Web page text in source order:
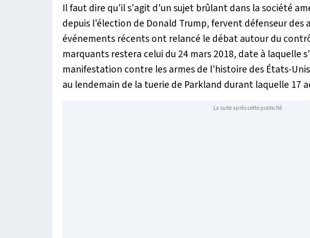
Il faut dire qu'il s'agit d'un sujet brûlant dans la société
depuis l'élection de Donald Trump, fervent défenseur des
événements récents ont relancé le débat autour du
marquants restera celui du 24 mars 2018, date à laquelle
manifestation contre les armes de l’histoire des États-
au lendemain de la tuerie de Parkland durant laquelle 17
La suite après cette publicité